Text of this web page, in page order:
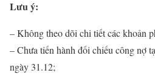
Lưu ý:
– Không theo dõi chi tiết các khoản
– Chưa tiến hành đối chiếu công nợ
ngày 31.12;